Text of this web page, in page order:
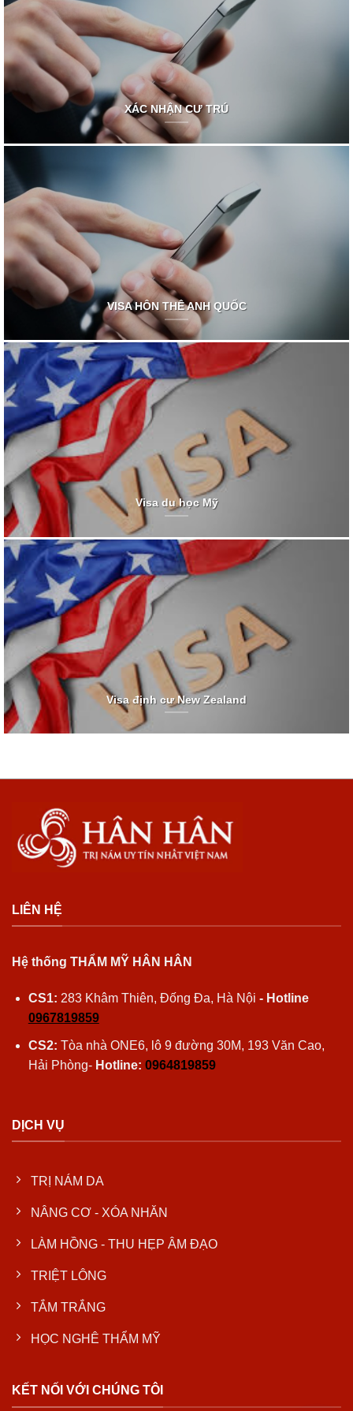
XÁC NHẬN CƯ TRÚ
VISA HÔN THÊ ANH QUỐC
Visa du học Mỹ
Visa định cư New Zealand
LIÊN HỆ
Hệ thống THẨM MỸ HÂN HÂN
CS1: 283 Khâm Thiên, Đống Đa, Hà Nội - Hotline
0967819859
CS2: Tòa nhà ONE6, lô 9 đường 30M, 193 Văn Cao,
Hải Phòng- Hotline: 0964819859
DỊCH VỤ
TRỊ NÁM DA
NÂNG CƠ - XÓA NHĂN
LÀM HỒNG - THU HẸP ÂM ĐẠO
TRIỆT LÔNG
TẮM TRẮNG
HỌC NGHÊ THẨM MỸ
KẾT NỐI VỚI CHÚNG TÔI